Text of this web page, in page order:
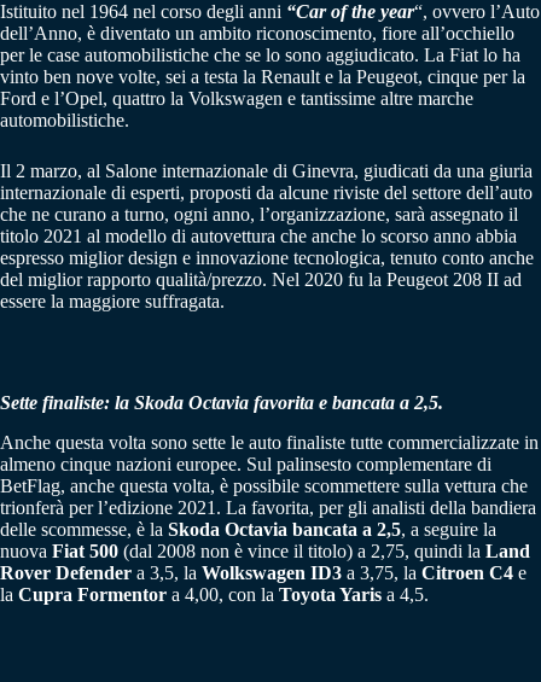
Istituito nel 1964 nel corso degli anni “Car of the year“, ovvero l’Auto
dell’Anno, è diventato un ambito riconoscimento, fiore all’occhiello
per le case automobilistiche che se lo sono aggiudicato. La Fiat lo ha
vinto ben nove volte, sei a testa la Renault e la Peugeot, cinque per la
Ford e l’Opel, quattro la Volkswagen e tantissime altre marche
automobilistiche.
Il 2 marzo, al Salone internazionale di Ginevra, giudicati da una giuria
internazionale di esperti, proposti da alcune riviste del settore dell’auto
che ne curano a turno, ogni anno, l’organizzazione, sarà assegnato il
titolo 2021 al modello di autovettura che anche lo scorso anno abbia
espresso miglior design e innovazione tecnologica, tenuto conto anche
del miglior rapporto qualità/prezzo. Nel 2020 fu la Peugeot 208 II ad
essere la maggiore suffragata.
Sette finaliste: la Skoda Octavia favorita e bancata a 2,5.
Anche questa volta sono sette le auto finaliste tutte commercializzate in
almeno cinque nazioni europee. Sul palinsesto complementare di
BetFlag, anche questa volta, è possibile scommettere sulla vettura che
trionferà per l’edizione 2021. La favorita, per gli analisti della bandiera
delle scommesse, è la Skoda Octavia bancata a 2,5, a seguire la
nuova Fiat 500 (dal 2008 non è vince il titolo) a 2,75, quindi la Land
Rover Defender a 3,5, la Wolkswagen ID3 a 3,75, la Citroen C4 e
la Cupra Formentor a 4,00, con la Toyota Yaris a 4,5.